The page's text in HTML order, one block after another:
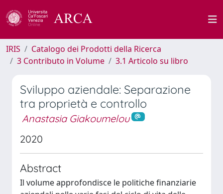
IRIS
Catalogo dei Prodotti della Ricerca
3 Contributo in Volume
3.1 Articolo su libro
Sviluppo aziendale: Separazione
tra proprietà e controllo
Anastasia Giakoumelou
2020
Abstract
Il volume approfondisce le politiche finanziarie